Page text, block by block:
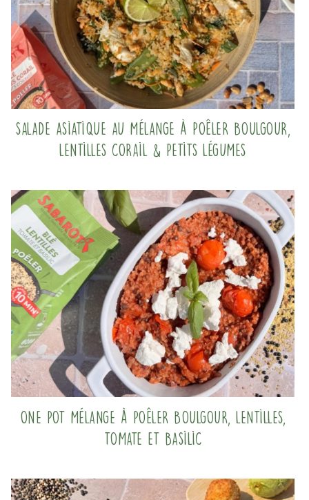
Salade asiatique au mélange à poêler Boulgour,
Lentilles corail & Petits légumes
One pot mélange à poêler boulgour, lentilles,
tomate et basilic